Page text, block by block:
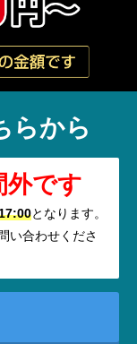
らから
外です
となります。
い合わせくださ